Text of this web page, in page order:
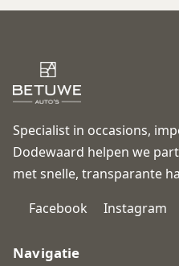
Specialist in occasions,
Dodewaard helpen we
met snelle, transparante
Facebook
Instagram
Navigatie